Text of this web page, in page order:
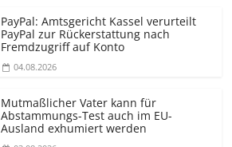
PayPal: Amtsgericht Kassel verurteilt
PayPal zur Rückerstattung nach
Fremdzugriff auf Konto
04.08.2026
Mutmaßlicher Vater kann für
Abstammungs-Test auch im EU-
Ausland exhumiert werden